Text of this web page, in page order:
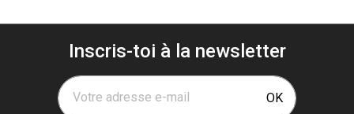
Inscris-toi à la newsletter
Votre adresse e-mail OK